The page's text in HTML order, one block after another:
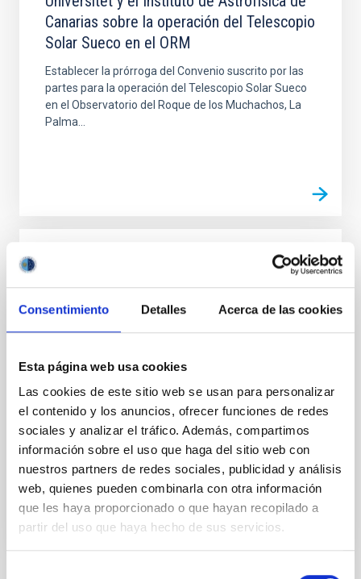
Consentimiento Detalles Acerca de las cookies
Esta página web usa cookies
Las cookies de este sitio web se usan para personalizar
el contenido y los anuncios, ofrecer funciones de redes
sociales y analizar el tráfico. Además, compartimos
información sobre el uso que haga del sitio web con
nuestros partners de redes sociales, publicidad y análisis
web, quienes pueden combinarla con otra información
que les haya proporcionado o que hayan recopilado a
partir del uso que haya hecho de sus servicios.
Canarias sobre la operación del Telescopio
Solar Sueco en el ORM
Establecer la prórroga del Convenio suscrito por las
partes para la operación del Telescopio Solar Sueco
en el Observatorio del Roque de los Muchachos, La
Palma...
Convenio entre el Vetenskapsrådet
Estocolmo, la Stockholms Universitet
Estocolmo y el Instituto de Astrofísica de
Solar Sueco en el ORM
Facilitar el uso y operación del Telescopio Solar
Sueco (SST) en el Observatorio del Roque de los
Muchachos (ORM), en la isla de La Palma, según los
términos y...